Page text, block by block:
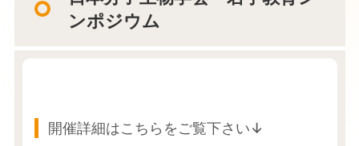
ンポジウム
開催詳細はこちらをご覧下さい↓